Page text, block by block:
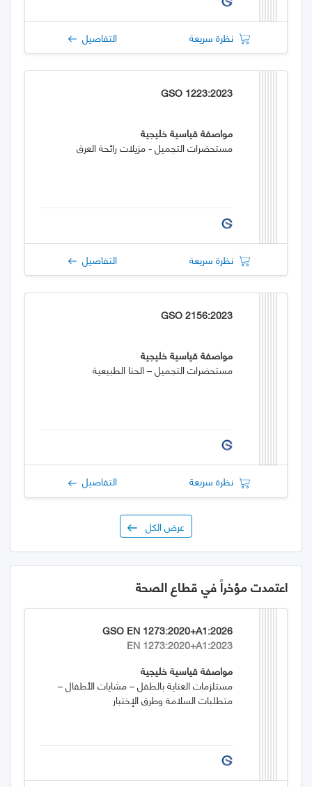
نظرة سريعة التفاصيل
GSO 1223:2023
مواصفة قياسية خليجية
مستحضرات التجميل - مزيلات رائحة العرق
نظرة سريعة التفاصيل
GSO 2156:2023
مواصفة قياسية خليجية
مستحضرات التجميل – الحنا الطبيعية
نظرة سريعة التفاصيل
عرض الكل
اعتمدت مؤخراً في قطاع الصحة
GSO EN 1273:2020+A1:2026
EN 1273:2020+A1:2023
مواصفة قياسية خليجية
مستلزمات العناية بالطفل – مشايات الأطفال –
متطلبات السلامة وطرق الإختبار